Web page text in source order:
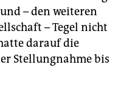
– den weiteren
– Tegel nicht
darauf die
Stellungnahme bis